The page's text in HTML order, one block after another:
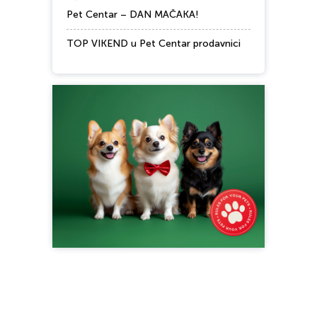
Pet Centar – DAN MAČAKA!
TOP VIKEND u Pet Centar prodavnici